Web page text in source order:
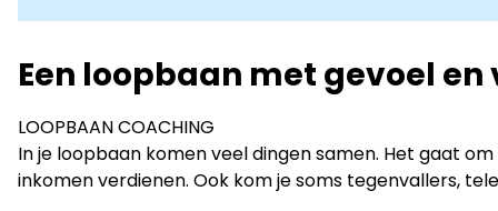
Een loopbaan met gevoel
LOOPBAAN COACHING
In je loopbaan komen veel dingen samen. Het gaat
inkomen verdienen. Ook kom je soms tegenvallers,